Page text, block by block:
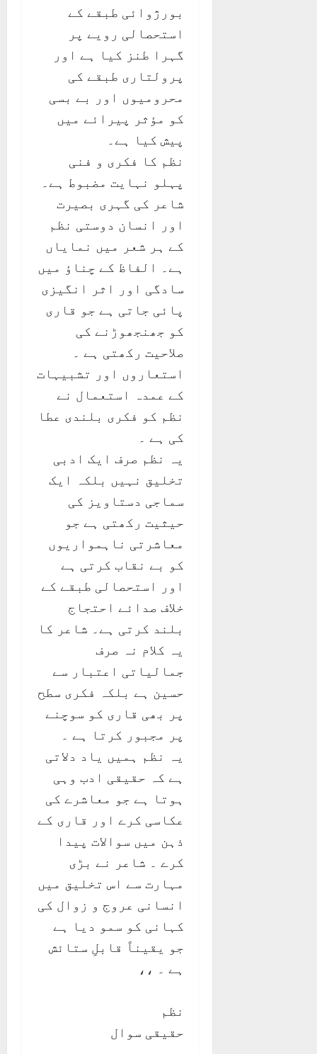
بورژوائی طبقے کے
استحصالی رویے پر
گہرا طنز کیا ہے اور
پرولتاری طبقے کی
محرومیوں اور بے بسی
کو مؤثر پیرائے میں
پیش کیا ہے۔
نظم کا فکری و فنی
پہلو نہایت مضبوط ہے۔
شاعر کی گہری بصیرت
اور انسان دوستی نظم
کے ہر شعر میں نمایاں
ہے۔ الفاظ کے چناؤ میں
سادگی اور اثر انگیزی
پائی جاتی ہے جو قاری
کو جھنجھوڑنے کی
صلاحیت رکھتی ہے ۔
استعاروں اور تشبیہات
کے عمدہ استعمال نے
نظم کو فکری بلندی عطا
کی ہے ۔
یہ نظم صرف ایک ادبی
تخلیق نہیں بلکہ ایک
سماجی دستاویز کی
حیثیت رکھتی ہے جو
معاشرتی ناہمواریوں
کو بے نقاب کرتی ہے
اور استحصالی طبقے کے
خلاف صدائے احتجاج
بلند کرتی ہے۔ شاعر کا
یہ کلام نہ صرف
جمالیاتی اعتبار سے
حسین ہے بلکہ فکری سطح
پر بھی قاری کو سوچنے
پر مجبور کرتا ہے ۔
یہ نظم ہمیں یاد دلاتی
ہے کہ حقیقی ادب وہی
ہوتا ہے جو معاشرے کی
عکاسی کرے اور قاری کے
ذہن میں سوالات پیدا
کرے ۔ شاعر نے بڑی
مہارت سے اس تخلیق میں
انسانی عروج و زوال کی
کہانی کو سمو دیا ہے
جو یقیناً قابلِ ستائش
ہے ۔ ،،
نظم
حقیقی سوال